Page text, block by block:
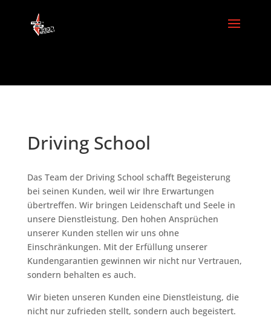
Driving School
Das Team der Driving School schafft Begeisterung
bei seinen Kunden, weil wir Ihre Erwartungen
übertreffen. Wir bringen Leidenschaft und Seele in
unsere Dienstleistung. Den hohen Ansprüchen
unserer Kunden stellen wir uns ohne
Einschränkungen. Mit der Erfüllung unserer
Kundengarantien gewinnen wir nicht nur Vertrauen,
sondern behalten es auch.
Wir bieten unseren Kunden eine Dienstleistung, die
nicht nur zufrieden stellt, sondern auch begeistert.